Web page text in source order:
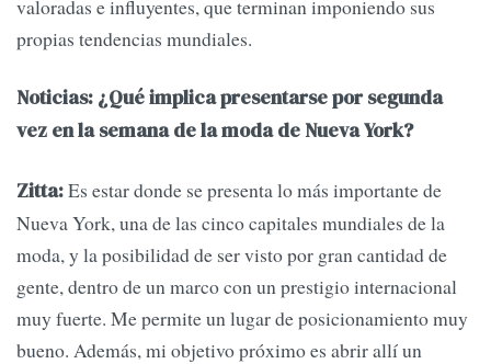
valoradas e influyentes, que terminan imponiendo sus
propias tendencias mundiales.
Noticias: ¿Qué implica presentarse por segunda
vez en la semana de la moda de Nueva York?
Zitta:Es estar donde se presenta lo más importante de
Nueva York, una de las cinco capitales mundiales de la
moda, y la posibilidad de ser visto por gran cantidad de
gente, dentro de un marco con un prestigio internacional
muy fuerte. Me permite un lugar de posicionamiento muy
bueno. Además, mi objetivo próximo es abrir allí un